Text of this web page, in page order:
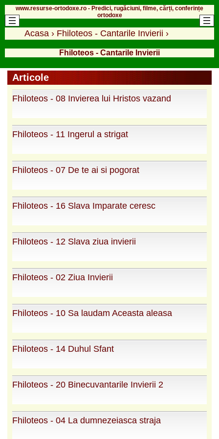
www.resurse-ortodoxe.ro - Predici, rugăciuni, filme, cărți, conferințe
ortodoxe
Acasa › Fhiloteos - Cantarile Invierii ›
Fhiloteos - Cantarile Invierii
Articole
Fhiloteos - 08 Invierea lui Hristos vazand
Fhiloteos - 11 Ingerul a strigat
Fhiloteos - 07 De te ai si pogorat
Fhiloteos - 16 Slava Imparate ceresc
Fhiloteos - 12 Slava ziua invierii
Fhiloteos - 02 Ziua Invierii
Fhiloteos - 10 Sa laudam Aceasta aleasa
Fhiloteos - 14 Duhul Sfant
Fhiloteos - 20 Binecuvantarile Invierii 2
Fhiloteos - 04 La dumnezeiasca straja